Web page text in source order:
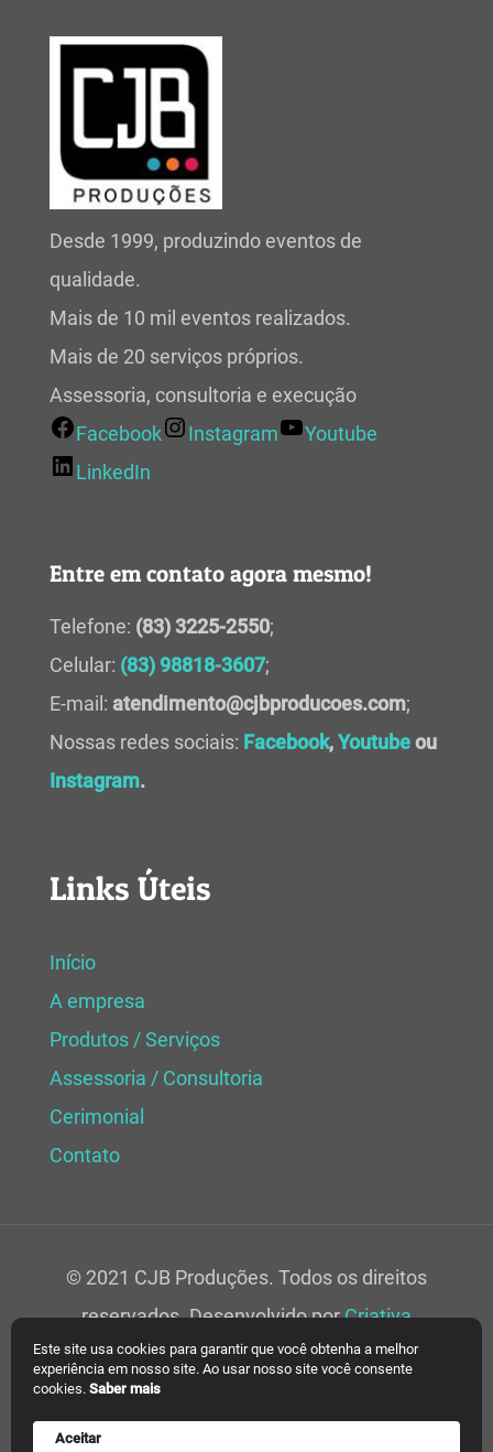
Este site usa cookies para garantir que você obtenha a melhor
experiência em nosso site. Ao usar nosso site você consente
cookies. Saber mais
Aceitar
Desde 1999, produzindo eventos de
qualidade.
Mais de 10 mil eventos realizados.
Mais de 20 serviços próprios.
Assessoria, consultoria e execução
Facebook
Instagram
Youtube
LinkedIn
Entre em contato agora mesmo!
Telefone: (83) 3225-2550;
Celular: (83) 98818-3607;
E-mail: atendimento@cjbproducoes.com;
Nossas redes sociais: Facebook,Youtubeou
Instagram.
Links Úteis
Início
A empresa
Produtos / Serviços
Assessoria / Consultoria
Cerimonial
Contato
© 2021 CJB Produções. Todos os direitos
reservados. Desenvolvido porCriativa
Soluções Web.